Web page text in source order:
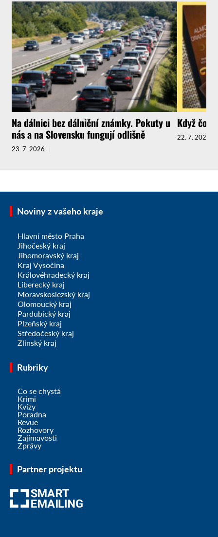
Na dálnici bez dálniční známky. Pokuty u
nás a na Slovensku fungují odlišně
23. 7. 2026
Když
22. 7. 2026
Noviny z vašeho kraje
Hlavní město Praha
Jihočeský kraj
Jihomoravský kraj
Kraj Vysočina
Královéhradecký kraj
Liberecký kraj
Moravskoslezský kraj
Olomoucký kraj
Pardubický kraj
Plzeňský kraj
Středočeský kraj
Zlínský kraj
Rubriky
Co se chystá
Krimi
Kvízy
Poradna
Revue
Rozhovory
Zajímavosti
Zprávy
Partner projektu